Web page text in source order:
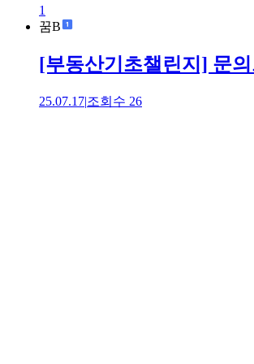
1
꿈B
[부동산기초챌린지] 문
25.07.17|조회수 26